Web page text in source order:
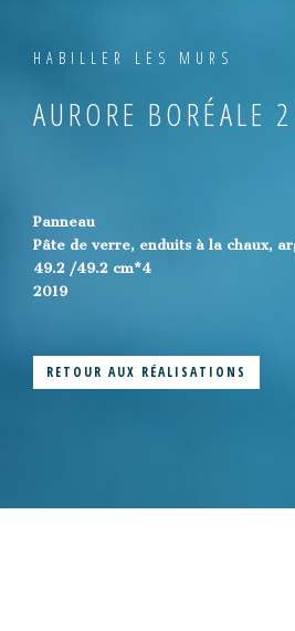
HABILLER LES MURS
AURORE BORÉALE 2
Panneau
Pâte de verre, enduits à la chaux,
49.2 /49.2 cm*4
2019
RETOUR AUX RÉALISATIONS